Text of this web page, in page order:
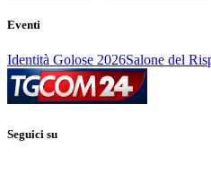
Eventi
Identità Golose 2026Salone del
Seguici su